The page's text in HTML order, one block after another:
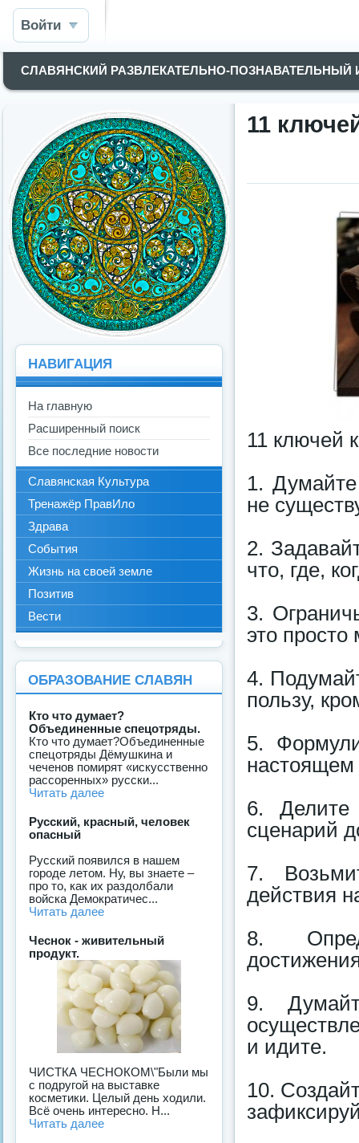
Войти
СЛАВЯНСКИЙ РАЗВЛЕКАТЕЛЬНО-
11
11 ключей
1.
не
2.
что, где,
3.
это просто
4.
пользу,
5.
6. Делите
сценарий
7.
действия
8.
9.
и идите.
10.
НАВИГАЦИЯ
На главную
Расширенный поиск
Все последние новости
Славянская Культура
Тренажёр ПравИло
Здрава
События
Жизнь на своей земле
Позитив
Вести
ОБРАЗОВАНИЕ СЛАВЯН
Кто что думает?
Объединенные спецотряды.
Кто что думает?Объединенные
спецотряды Дёмушкина и
чеченов помирят «искусственно
рассоренных» русски...
Читать далее
Русский, красный, человек
опасный
Русский появился в нашем
городе летом. Ну, вы знаете –
про то, как их раздолбали
войска Демократичес...
Читать далее
Чеснок - живительный
продукт.
ЧИСТКА ЧЕСНОКОМ\"Были мы
с подругой на выставке
косметики. Целый день ходили.
Всё очень интересно. Н...
Читать далее